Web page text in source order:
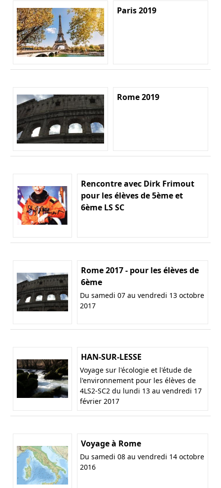
Paris 2019
Rome 2019
Rencontre avec Dirk Frimout
pour les élèves de 5ème et
6ème LS SC
Rome 2017 - pour les élèves de
6ème
Du samedi 07 au vendredi 13 octobre
2017
HAN-SUR-LESSE
Voyage sur l'écologie et l'étude de
l'environnement pour les élèves de
4LS2-SC2 du lundi 13 au vendredi 17
février 2017
Voyage à Rome
Du samedi 08 au vendredi 14 octobre
2016